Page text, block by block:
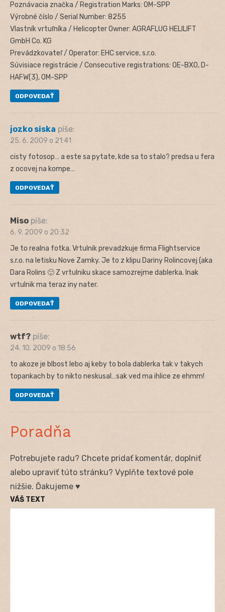
Poznávacia značka / Registration Marks: OM-SPP
Výrobné číslo / Serial Number: 8255
Vlastník vrtuľníka / Helicopter Owner: AGRAFLUG HELILIFT
GmbH Co. KG
Prevádzkovateľ / Operator: EHC service, s.r.o.
Súvisiace registrácie / Consecutive registrations: OE-BXO, D-
HAFW(3), OM-SPP
ODPOVEDAŤ
jozko siska píše:
25. 6. 2009 o 21:41
cisty fotosop… a este sa pytate, kde sa to stalo? predsa u fera
z ocovej na kompe…
ODPOVEDAŤ
Miso píše:
6. 9. 2009 o 20:32
Je to realna fotka. Vrtulnik prevadzkuje firma Flightservice
s.r.o. na letisku Nove Zamky. Je to z klipu Dariny Rolincovej (aka
Dara Rolins 🙂 Z vrtulniku skace samozrejme dablerka. Inak
vrtulnik ma teraz iny nater.
ODPOVEDAŤ
wtf? píše:
24. 10. 2009 o 18:56
to akoze je blbost lebo aj keby to bola dablerka tak v takych
topankach by to nikto neskusal…sak ved ma ihlice ze ehmm!
ODPOVEDAŤ
Poradňa
Potrebujete radu? Chcete pridať komentár, doplniť
alebo upraviť túto stránku? Vyplňte textové pole
nižšie. Ďakujeme ♥
VÁŠ TEXT